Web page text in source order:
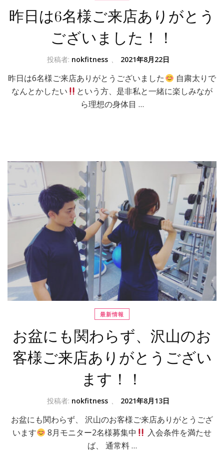
昨日は6名様ご来店ありがとう
ございました！！
投稿者: nokfitness 、 2021年8月22日
昨日は6名様ご来店ありがとうございました
自粛太りで
なんとかしたい
という方、是非私と一緒に楽しみなが
ら理想の身体目 …
最新情報
お盆にも関わらず、沢山のお
客様ご来店ありがとうござい
ます！！
投稿者: nokfitness 、 2021年8月13日
お盆にも関わらず、 沢山のお客様ご来店ありがとうござ
います
8月モニター2名様募集中
入会条件を満たせ
ば、 通常料 …